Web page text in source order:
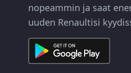
nopeammin ja saat
uuden Renaultisi